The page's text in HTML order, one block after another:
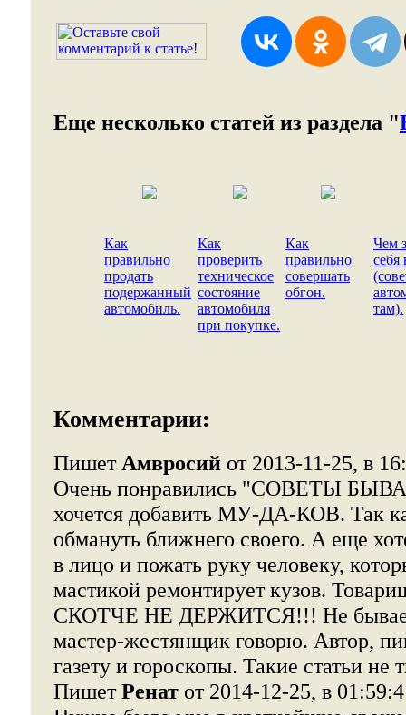
Еще несколько статей из раздела "
Как
правильно
продать
подержанный
автомобиль.
Как
проверить
техническое
состояние
автомобиля
при покупке.
Как
правильно
совершать
обгон.
Чем
себя
там).
Комментарии:
Пишет Амвросий от 2013-11-25, в
Очень понравились "СОВЕТЫ
хочется добавить МУ-ДА-КОВ. Так
обмануть ближнего своего. А еще
в лицо и пожать руку человеку,
мастикой ремонтирует кузов.
СКОТЧЕ НЕ ДЕРЖИТСЯ!!! Не бывает
мастер-жестянщик говорю. Автор,
газету и гороскопы. Такие статьи не
ПишетРенат от 2014-12-25, в